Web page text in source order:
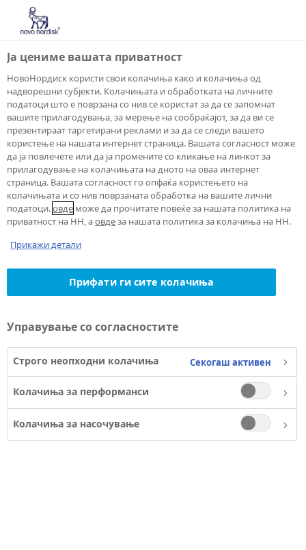
Ја цениме вашата приватност
НовоНордиск користи свои колачиња како и колачиња од
надворешни субјекти. Колачињата и обработката на личните
податоци што е поврзана со нив се користат за да се запомнат
вашите прилагодувања, за мерење на сообраќајот, за да ви се
презентираат таргетирани реклами и за да се следи вашето
користење на нашата интернет страница. Вашата согласност може
да ја повлечете или да ја промените со кликање на линкот за
прилагодување на колачињата на дното на оваа интернет
страница. Вашата согласност го опфаќа користењето на
колачињата и со нив поврзаната обработка на вашите лични
податоци.овде може да прочитате повеќе за нашата политика на
приватност на НН, аовдеза нашата политика за колачиња на НН.
Прикажи детали
Прифати ги сите колачиња
Управување со согласностите
Строго неопходни колачиња Секогаш активен
Колачиња за перформанси
Колачиња за насочување